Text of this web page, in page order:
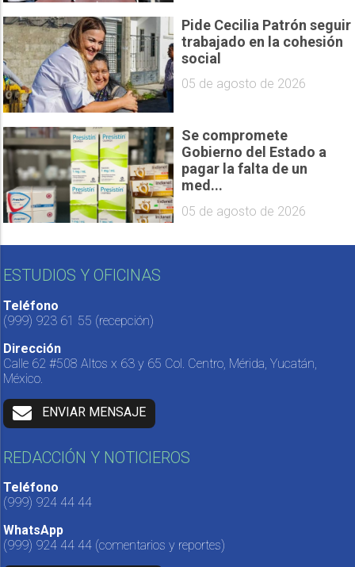
Pide Cecilia Patrón seguir
trabajado en la cohesión
social
05 de agosto de 2026
Se compromete
Gobierno del Estado a
pagar la falta de un
med...
05 de agosto de 2026
ESTUDIOS Y OFICINAS
Teléfono
(999) 923 61 55 (recepción)
Dirección
Calle 62 #508 Altos x 63 y 65 Col. Centro, Mérida, Yucatán,
México.
ENVIAR MENSAJE
REDACCIÓN Y NOTICIEROS
Teléfono
(999) 924 44 44
WhatsApp
(999) 924 44 44 (comentarios y reportes)